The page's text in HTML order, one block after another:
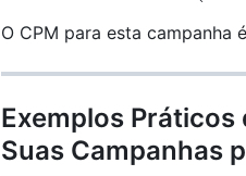
O CPM para esta campanha
Exemplos
Suas Campanhas